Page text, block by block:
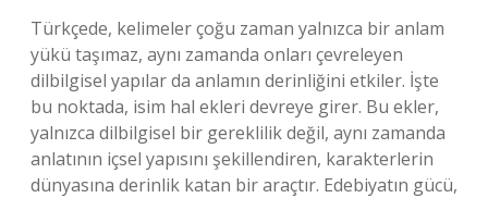
Türkçede, kelimeler çoğu zaman yalnızca bir anlam
yükü taşımaz, aynı zamanda onları çevreleyen
dilbilgisel yapılar da anlamın derinliğini etkiler. İşte
bu noktada, isim hal ekleri devreye girer. Bu ekler,
yalnızca dilbilgisel bir gereklilik değil, aynı zamanda
anlatının içsel yapısını şekillendiren, karakterlerin
dünyasına derinlik katan bir araçtır. Edebiyatın gücü,